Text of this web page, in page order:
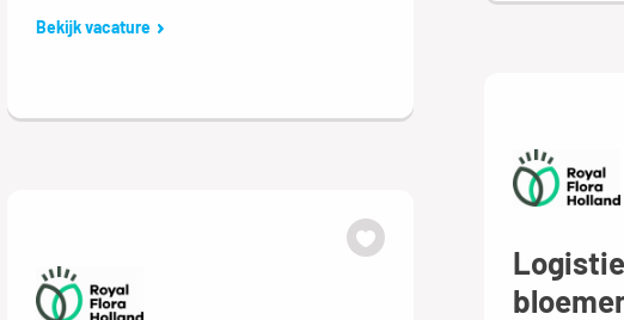
Bekijk vacature